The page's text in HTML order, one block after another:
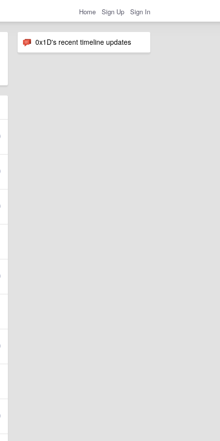
Home Sign Up Sign In
0x1D's recent timeline updates